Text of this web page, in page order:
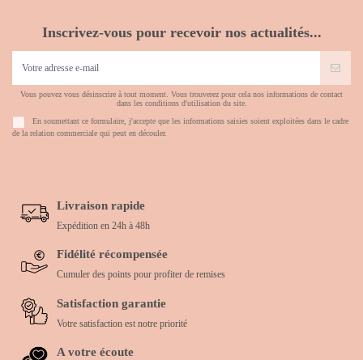
Inscrivez-vous pour recevoir nos actualités...
Vous pouvez vous désinscrire à tout moment. Vous trouverez pour cela nos informations de contact
dans les conditions d'utilisation du site.
En soumettant ce formulaire, j'accepte que les informations saisies soient exploitées dans le cadre
de la relation commerciale qui peut en découler.
Livraison rapide
Expédition en 24h à 48h
Fidélité récompensée
Cumuler des points pour profiter de remises
Satisfaction garantie
Votre satisfaction est notre priorité
A votre écoute